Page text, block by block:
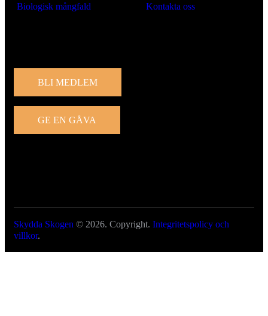
Biologisk mångfald
Kontakta oss
BLI MEDLEM
GE EN GÅVA
Skydda Skogen © 2026. Copyright. Integritetspolicy och
villkor.